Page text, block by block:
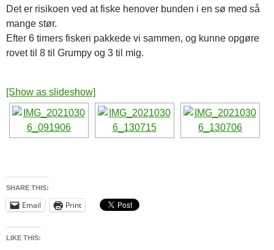
Det er risikoen ved at fiske henover bunden i en sø med så
mange stør.
Efter 6 timers fiskeri pakkede vi sammen, og kunne opgøre
rovet til 8 til Grumpy og 3 til mig.
[Show as slideshow]
SHARE THIS:
Email Print
LIKE THIS: